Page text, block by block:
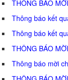
THÔNG BÁO
Thông báo kết
Thông báo kết
THÔNG BÁO
Thông báo mời